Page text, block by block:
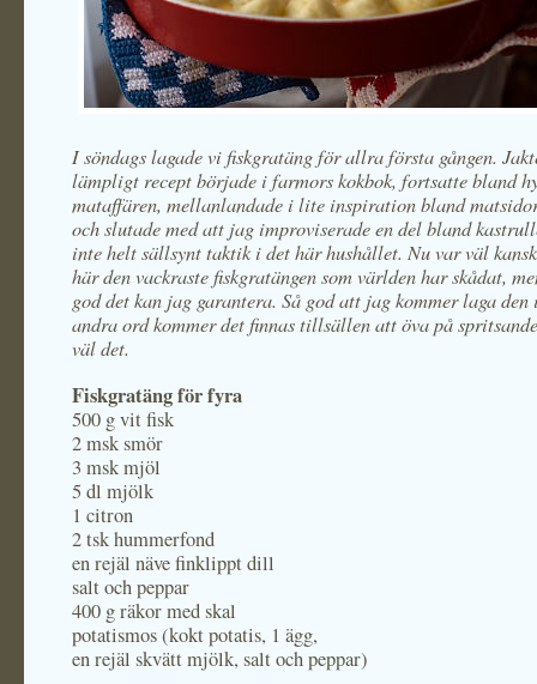
I söndags lagade vi fiskgratäng för allra första gången.
lämpligt recept började i farmors kokbok, fortsatte bland
mataffären, mellanlandade i lite inspiration bland
och slutade med att jag improviserade en del bland
inte helt sällsynt taktik i det här hushållet. Nu var väl
här den vackraste fiskgratängen som världen har skådat,
god det kan jag garantera. Så god att jag kommer laga den
andra ord kommer det finnas tillsällen att öva på
väl det.
Fiskgratäng för fyra
500 g vit fisk
2 msk smör
3 msk mjöl
5 dl mjölk
1 citron
2 tsk hummerfond
en rejäl näve finklippt dill
salt och peppar
400 g räkor med skal
potatismos (kokt potatis, 1 ägg,
en rejäl skvätt mjölk, salt och peppar)